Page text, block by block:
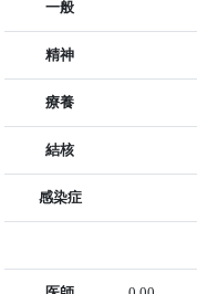
一般
精神
療養
結核
感染症